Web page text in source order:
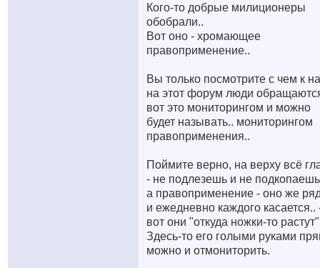
Кого-то добрые милиционеры
обобрали..
Вот оно - хромающее
правоприменение..
Вы только посмотрите с чем к
на этот форум люди
вот это мониторингом и можно
будет называть.. мониторингом
правоприменения..
Поймите верно, на верху всё
- не подлезешь и не
а правоприменение - оно же
и ежедневно каждого касается..
вот они "откуда ножки-то
Здесь-то его голыми руками
можно и отмониторить.